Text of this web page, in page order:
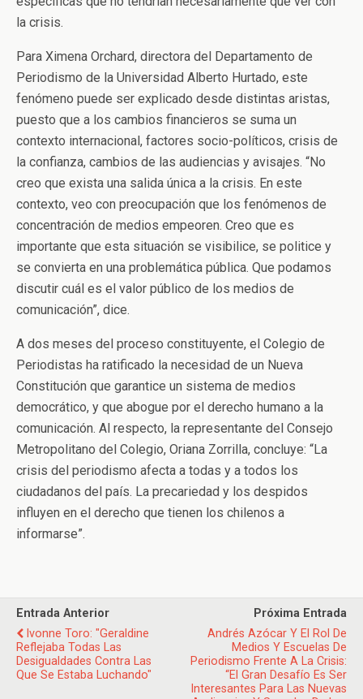
la crisis.
Para Ximena Orchard, directora del Departamento de
Periodismo de la Universidad Alberto Hurtado, este
fenómeno puede ser explicado desde distintas aristas,
puesto que a los cambios financieros se suma un
contexto internacional, factores socio-políticos, crisis de
la confianza, cambios de las audiencias y avisajes. “No
creo que exista una salida única a la crisis. En este
contexto, veo con preocupación que los fenómenos de
concentración de medios empeoren. Creo que es
importante que esta situación se visibilice, se politice y
se convierta en una problemática pública. Que podamos
discutir cuál es el valor público de los medios de
comunicación”, dice.
A dos meses del proceso constituyente, el Colegio de
Periodistas ha ratificado la necesidad de un Nueva
Constitución que garantice un sistema de medios
democrático, y que abogue por el derecho humano a la
comunicación. Al respecto, la representante del Consejo
Metropolitano del Colegio, Oriana Zorrilla, concluye: “La
crisis del periodismo afecta a todas y a todos los
ciudadanos del país. La precariedad y los despidos
influyen en el derecho que tienen los chilenos a
informarse”.
Entrada Anterior
Ivonne Toro: "Geraldine
Reflejaba Todas Las
Desigualdades Contra Las
Que Se Estaba Luchando"
Próxima Entrada
Andrés Azócar Y El Rol De
Medios Y Escuelas De
Periodismo Frente A La Crisis:
“El Gran Desafío Es Ser
Interesantes Para Las Nuevas